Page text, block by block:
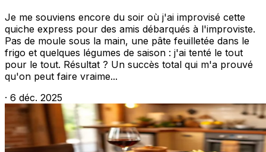
Je me souviens encore du soir où j'ai improvisé cette
quiche express pour des amis débarqués à l'improviste.
Pas de moule sous la main, une pâte feuilletée dans le
frigo et quelques légumes de saison : j'ai tenté le tout
pour le tout. Résultat ? Un succès total qui m'a prouvé
qu'on peut faire vraime...
· 6 déc. 2025